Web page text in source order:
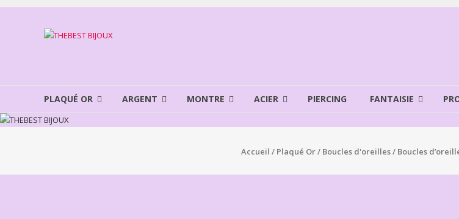
Aller
THEBEST
BIJOUX
PLAQUÉ OR ARGENT MONTRE ACIER PIERCING FANTAISIE
Accueil / Plaqué Or/ Boucles d'oreilles/ Boucles